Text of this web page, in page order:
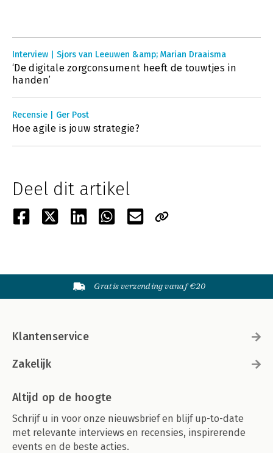
Interview | Sjors van Leeuwen &amp; Marian Draaisma
‘De digitale zorgconsument heeft de touwtjes in
handen’
Recensie | Ger Post
Hoe agile is jouw strategie?
Deel dit artikel
Gratis verzending vanaf €20
Klantenservice
Zakelijk
Altijd op de hoogte
Schrijf u in voor onze nieuwsbrief en blijf up-to-date
met relevante interviews en recensies, inspirerende
events en de beste acties.